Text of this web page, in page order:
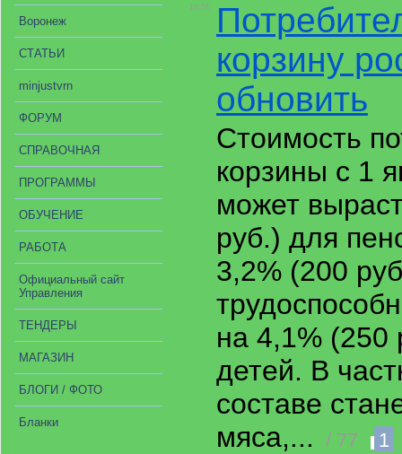
Воронеж
СТАТЬИ
minjustvrn
ФОРУМ
СПРАВОЧНАЯ
ПРОГРАММЫ
ОБУЧЕНИЕ
РАБОТА
Официальный сайт
Управления
ТЕНДЕРЫ
МАГАЗИН
БЛОГИ / ФОТО
Бланки
14:51
корзину
обновить
Стоимость
корзины с 1
может
руб.) для
3,2% (200
на 4,1% (250
детей. В
составе
мяса,...
/ 77 1